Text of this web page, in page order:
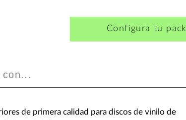
Configura tu pack
con...
de primera calidad para discos de vinilo de